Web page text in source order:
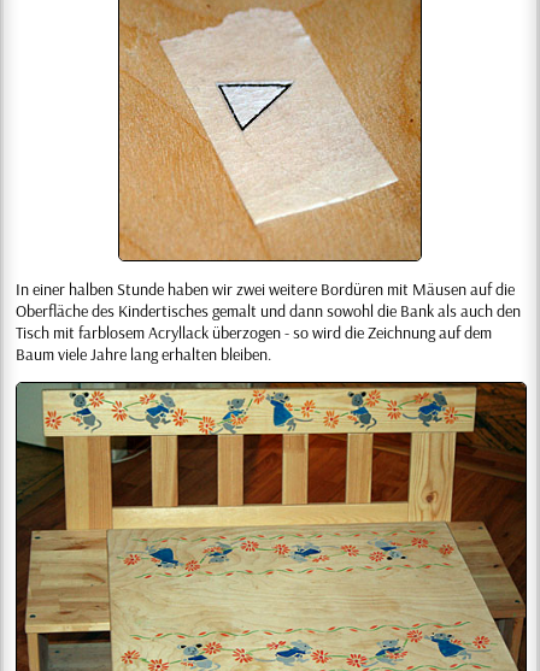
In einer halben Stunde haben wir zwei weitere Bordüren mit Mäusen auf die
Oberfläche des Kindertisches gemalt und dann sowohl die Bank als auch den
Tisch mit farblosem Acryllack überzogen - so wird die Zeichnung auf dem
Baum viele Jahre lang erhalten bleiben.